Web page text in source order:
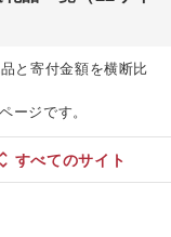
と寄付金額を横断比
ージです。